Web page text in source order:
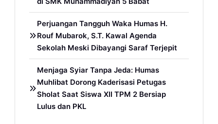
Perjuangan Tangguh Waka Humas H.
Rouf Mubarok, S.T. Kawal Agenda
Sekolah Meski Dibayangi Saraf Terjepit
Menjaga Syiar Tanpa Jeda: Humas
Muhlibat Dorong Kaderisasi Petugas
Sholat Saat Siswa XII TPM 2 Bersiap
Lulus dan PKL